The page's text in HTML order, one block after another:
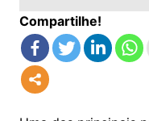
Compartilhe!